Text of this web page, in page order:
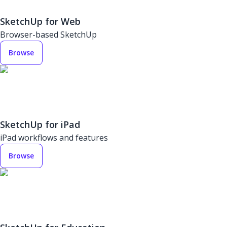
SketchUp for Web
Browser-based SketchUp
Browse
SketchUp for iPad
iPad workflows and features
Browse